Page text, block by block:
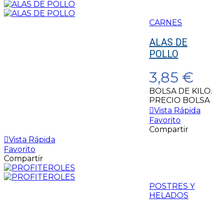
CARNES
ALAS DE
POLLO
3,85 €
BOLSA DE KILO.
PRECIO BOLSA
Vista Rápida
Favorito
Compartir
Vista Rápida
Favorito
Compartir
POSTRES Y
HELADOS